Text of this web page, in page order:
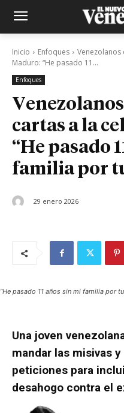
Inicio Enfoques
Venezolanos
Maduro: “He pasado 11...
Enfoques
cartas a la
“He pasado
familia por
29 enero 2026
“He pasado 11 años sin mi familia por
Una joven
mandar las misivas
peticiones para
desahogo contra el